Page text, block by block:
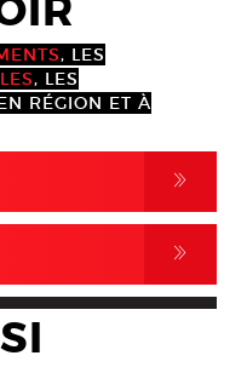
, LES
, LES
RÉGION ET À
,
,